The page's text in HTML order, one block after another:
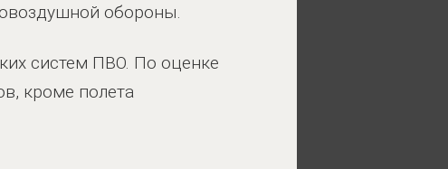
обороны.
систем ПВО. По оценке
кроме полета